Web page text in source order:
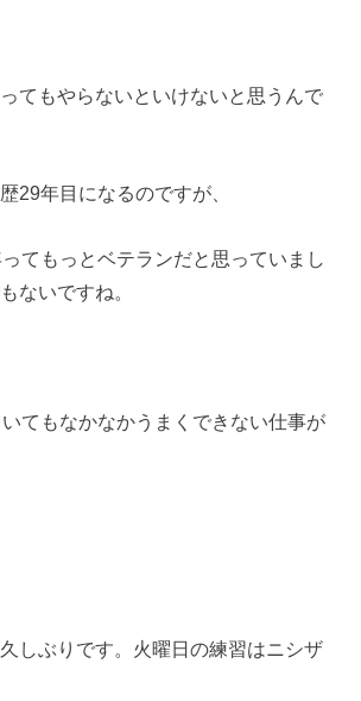
てもやらないといけないと思うんで
29年目になるのですが、
てもっとベテランだと思っていまし
ないですね。
てもなかなかうまくできない仕事が
しぶりです。火曜日の練習はニシザ